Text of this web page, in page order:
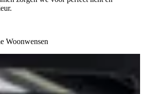
Woonwensen